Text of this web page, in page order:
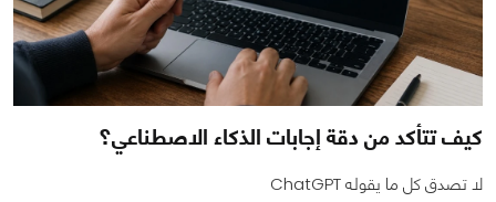
كيف تتأكد من دقة إجابات الذكاء الاصطناعي؟
لا تصدق كل ما يقوله ChatGPT